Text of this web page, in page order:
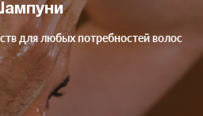
для любых потребностей волос